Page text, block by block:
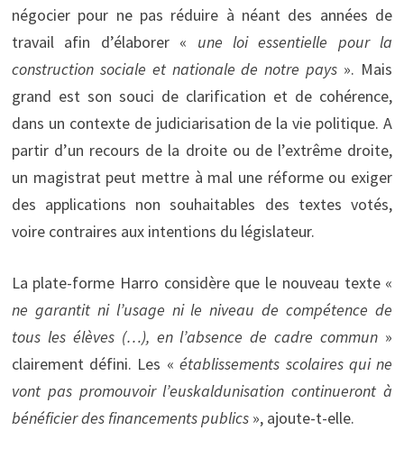
négocier pour ne pas réduire à néant des années de
travail afin d’élaborer « une loi essentielle pour la
construction sociale et nationale de notre pays ». Mais
grand est son souci de clarification et de cohérence,
dans un contexte de judiciarisation de la vie politique. A
partir d’un recours de la droite ou de l’extrême droite,
un magistrat peut mettre à mal une réforme ou exiger
des applications non souhaitables des textes votés,
voire contraires aux intentions du législateur.
La plate-forme Harro considère que le nouveau texte «
ne garantit ni l’usage ni le niveau de compétence de
tous les élèves (…), en l’absence de cadre commun »
clairement défini. Les « établissements scolaires qui ne
vont pas promouvoir l’euskaldunisation continueront à
bénéficier des financements publics», ajoute-t-elle.